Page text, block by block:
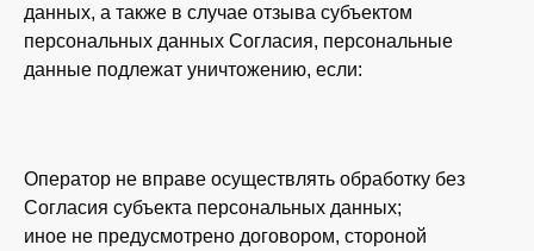
данных, а также в случае отзыва субъектом
персональных данных Согласия, персональные
данные подлежат уничтожению, если:
Оператор не вправе осуществлять обработку без
Согласия субъекта персональных данных;
иное не предусмотрено договором, стороной